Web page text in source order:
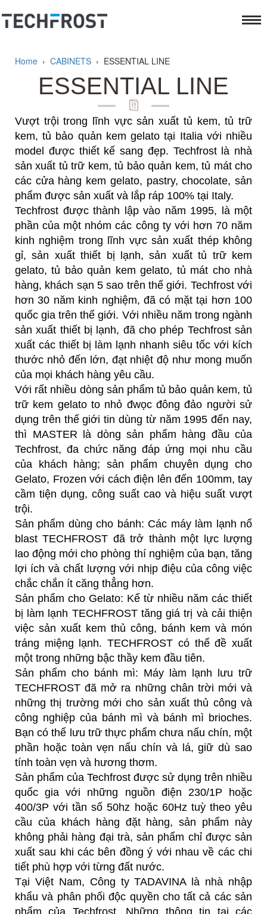
Home › CABINETS › ESSENTIAL LINE
ESSENTIAL LINE
Vượt trội trong lĩnh vực sản xuất tủ kem, tủ trữ
kem, tủ bảo quản kem gelato tại Italia với nhiều
model được thiết kế sang đẹp. Techfrost là nhà
sản xuất tủ trữ kem, tủ bảo quản kem, tủ mát cho
các cửa hàng kem gelato, pastry, chocolate, sản
phẩm được sản xuất và lắp ráp 100% tại Italy.
Techfrost được thành lập vào năm 1995, là một
phần của một nhóm các công ty với hơn 70 năm
kinh nghiệm trong lĩnh vực sản xuất thép không
gỉ, sản xuất thiết bị lạnh, sản xuất tủ trữ kem
gelato, tủ bảo quản kem gelato, tủ mát cho nhà
hàng, khách sạn 5 sao trên thế giới. Techfrost với
hơn 30 năm kinh nghiệm, đã có mặt tại hơn 100
quốc gia trên thế giới. Với nhiều năm trong ngành
sản xuất thiết bị lạnh, đã cho phép Techfrost sản
xuất các thiết bị làm lạnh nhanh siêu tốc với kích
thước nhỏ đến lớn, đạt nhiệt độ như mong muốn
của mọi khách hàng yêu cầu.
Với rất nhiều dòng sản phẩm tủ bảo quản kem, tủ
trữ kem gelato to nhỏ đwọc đông đảo người sử
dụng trên thế giới tin dùng từ năm 1995 đến nay,
thì MASTER là dòng sản phẩm hàng đầu của
Techfrost, đa chức năng đáp ứng mọi nhu cầu
của khách hàng; sản phẩm chuyên dụng cho
Gelato, Frozen với cách điện lên đến 100mm, tay
cầm tiện dụng, công suất cao và hiệu suất vượt
trội.
Sản phẩm dùng cho bánh: Các máy làm lạnh nổ
blast TECHFROST đã trở thành một lực lượng
lao động mới cho phòng thí nghiệm của bạn, tăng
lợi ích và chất lượng với nhịp điệu của công việc
chắc chắn ít căng thẳng hơn.
Sản phẩm cho Gelato: Kể từ nhiều năm các thiết
bị làm lạnh TECHFROST tăng giá trị và cải thiện
việc sản xuất kem thủ công, bánh kem và món
tráng miệng lạnh. TECHFROST có thể đề xuất
một trong những bậc thầy kem đầu tiên.
Sản phẩm cho bánh mì: Máy làm lạnh lưu trữ
TECHFROST đã mở ra những chân trời mới và
những thị trường mới cho sản xuất thủ công và
công nghiệp của bánh mì và bánh mì brioches.
Bạn có thể lưu trữ thực phẩm chưa nấu chín, một
phần hoặc toàn vẹn nấu chín và lá, giữ dù sao
tính toàn vẹn và hương thơm.
Sản phẩm của Techfrost được sử dụng trên nhiều
quốc gia với những nguồn điện 230/1P hoặc
400/3P với tần số 50hz hoặc 60Hz tuỳ theo yêu
cầu của khách hàng đặt hàng, sản phẩm này
không phải hàng đại trà, sản phẩm chỉ được sản
xuất sau khi các bên đồng ý với nhau về các chi
tiết phù hợp với từng đất nước.
Tại Việt Nam, Công ty TADAVINA là nhà nhập
khẩu và phân phối độc quyền cho tất cả các sản
phẩm của Techfrost. Những thông tin tại các